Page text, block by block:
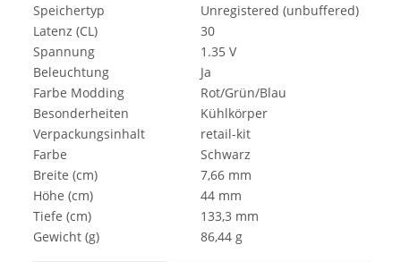
Speichertyp
Unregistered (unbuffered)
Latenz (CL)
30
Spannung
1.35 V
Beleuchtung
Ja
Farbe Modding
Rot/Grün/Blau
Besonderheiten
Kühlkörper
Verpackungsinhalt
retail-kit
Farbe
Schwarz
Breite (cm)
7,66 mm
Höhe (cm)
44 mm
Tiefe (cm)
133,3 mm
Gewicht (g)
86,44 g